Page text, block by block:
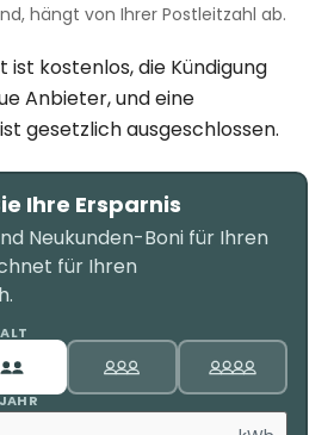
hängt von Ihrer Postleitzahl ab.
ist kostenlos, die Kündigung
Anbieter, und eine
gesetzlich ausgeschlossen.
Ihre Ersparnis
Neukunden-Boni für Ihren
für Ihren